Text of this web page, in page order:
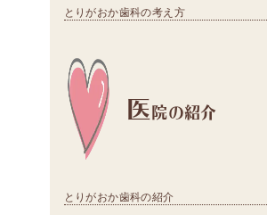
とりがおか歯科の考え方
医院の紹介
とりがおか歯科の紹介